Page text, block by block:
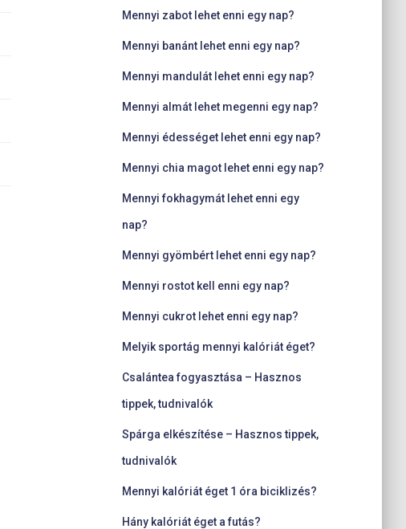
Mennyi zabot lehet enni egy nap?
Mennyi banánt lehet enni egy nap?
Mennyi mandulát lehet enni egy nap?
Mennyi almát lehet megenni egy nap?
Mennyi édességet lehet enni egy nap?
Mennyi chia magot lehet enni egy nap?
Mennyi fokhagymát lehet enni egy
nap?
Mennyi gyömbért lehet enni egy nap?
Mennyi rostot kell enni egy nap?
Mennyi cukrot lehet enni egy nap?
Melyik sportág mennyi kalóriát éget?
Csalántea fogyasztása – Hasznos
tippek, tudnivalók
Spárga elkészítése – Hasznos tippek,
tudnivalók
Mennyi kalóriát éget 1 óra biciklizés?
Hány kalóriát éget a futás?